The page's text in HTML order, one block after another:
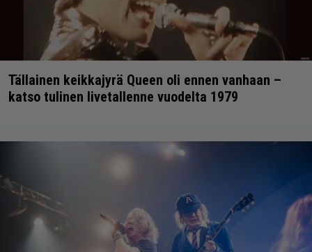
Tällainen keikkajyrä Queen oli ennen vanhaan –
katso tulinen livetallenne vuodelta 1979